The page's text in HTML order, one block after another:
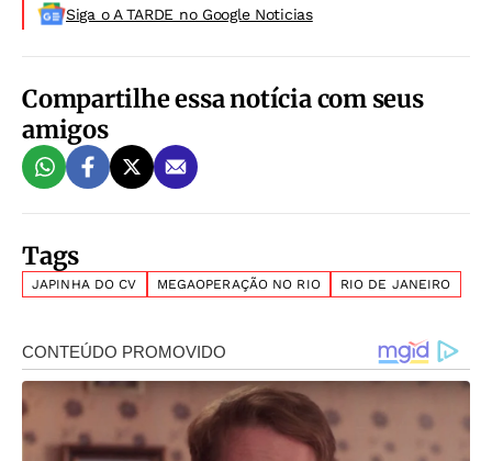
Siga o A TARDE no Google Noticias
Compartilhe essa notícia com seus
amigos
Tags
JAPINHA DO CV MEGAOPERAÇÃO NO RIO RIO DE JANEIRO